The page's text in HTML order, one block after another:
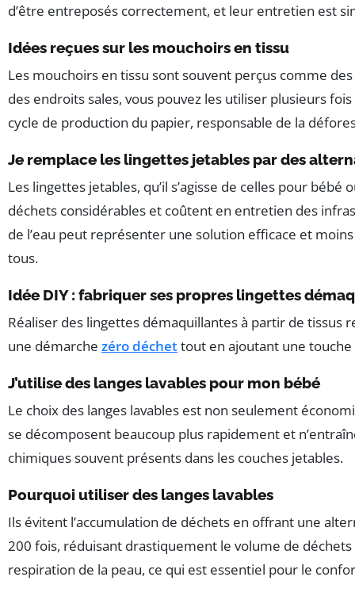
d’être entreposés correctement, et leur entretien est
Idées reçues sur les mouchoirs en tissu
Les mouchoirs en tissu sont souvent perçus comme
des endroits sales, vous pouvez les utiliser plusieurs
cycle de production du papier, responsable de la
Je remplace les lingettes jetables par des
Les lingettes jetables, qu’il s’agisse de celles pour
déchets considérables et coûtent en entretien des
de l’eau peut représenter une solution efficace et
tous.
Idée DIY : fabriquer ses propres lingettes
Réaliser des lingettes démaquillantes à partir de tissus
une démarche zéro déchettout en ajoutant une
J’utilise des langes lavables pour mon bébé
Le choix des langes lavables est non seulement
se décomposent beaucoup plus rapidement et
chimiques souvent présents dans les couches jetables.
Pourquoi utiliser des langes lavables
Ils évitent l’accumulation de déchets en offrant une
200 fois, réduisant drastiquement le volume de
respiration de la peau, ce qui est essentiel pour le